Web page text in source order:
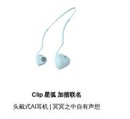
Clip 星弧 加措联名
头戴式AI耳机 | 冥冥之中自有声想